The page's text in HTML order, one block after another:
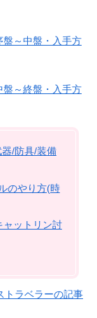
～中盤・入手方
～終盤・入手方
器/防具/装備
のやり方(時
ャットリン討
トラベラーの記事